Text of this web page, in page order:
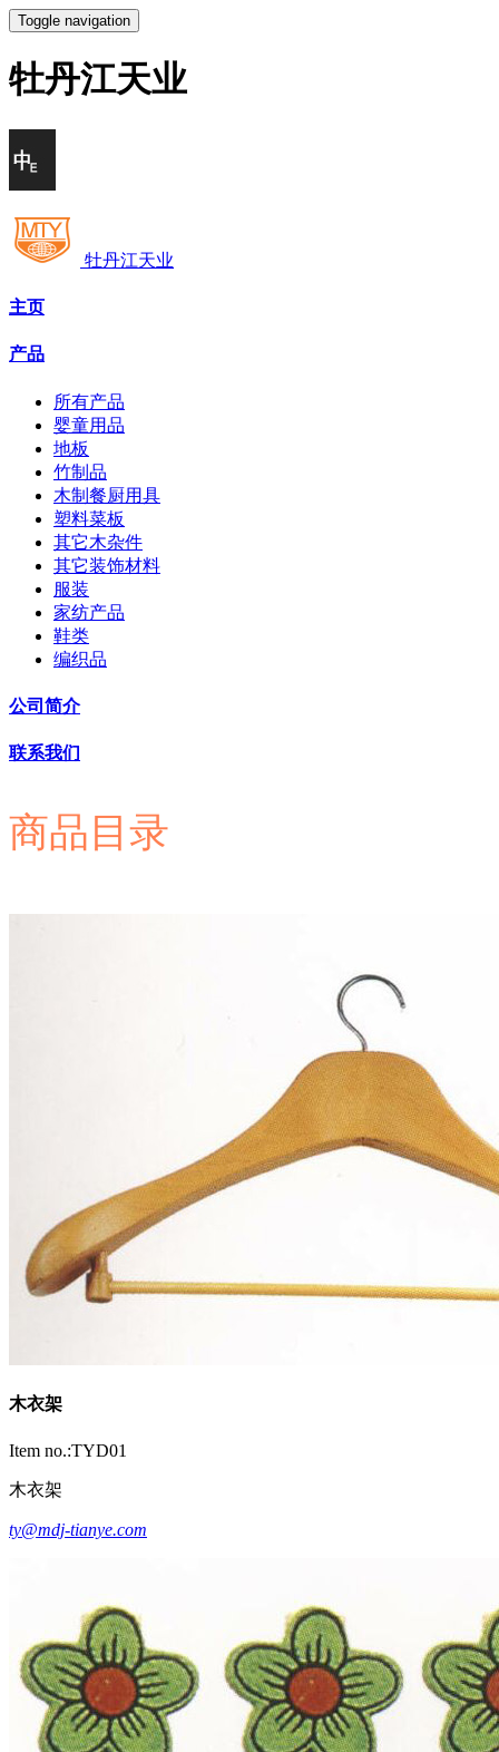
Toggle navigation
牡丹江天业
牡丹江天业
主页
产品
所有产品
婴童用品
地板
竹制品
木制餐厨用具
塑料菜板
其它木杂件
其它装饰材料
服装
家纺产品
鞋类
编织品
公司简介
联系我们
商品目录
木衣架
Item no.:TYD01
木衣架
ty@mdj-tianye.com